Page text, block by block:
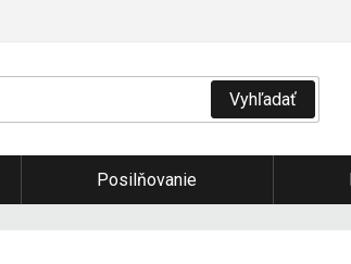
Vyhľadať
Posilňovanie